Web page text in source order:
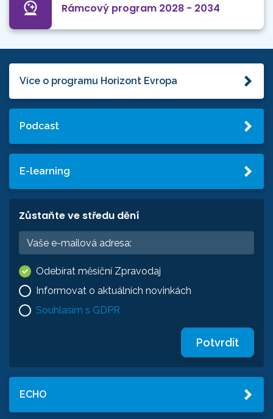
Rámcový program 2028 - 2034
Více o programu Horizont Evropa
Podcast
E-learning
Zůstaňte ve středu dění
Odebírat měsíční Zpravodaj
Informovat o aktuálních novinkách
Souhlasím s GDPR
Potvrdit
ECHO